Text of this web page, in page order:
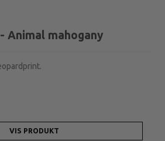
Animal mahogany
VIS PRODUKT